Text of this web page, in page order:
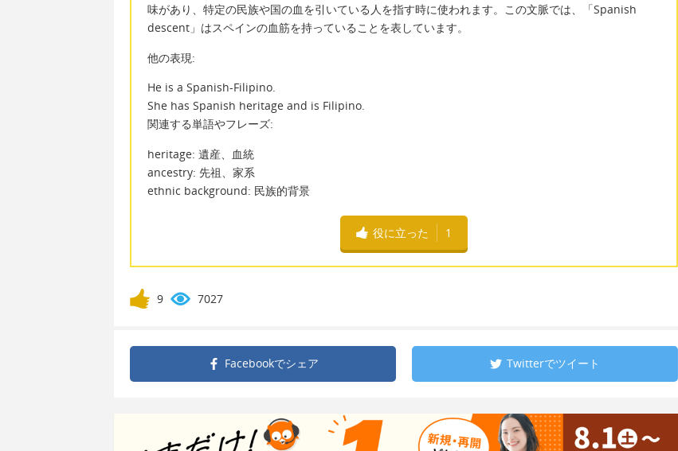
味があり、特定の民族や国の血を引いている人を指す時に使われます。この文脈では、「Spanish
descent」はスペインの血筋を持っていることを表しています。
他の表現:
He is a Spanish-Filipino.
She has Spanish heritage and is Filipino.
関連する単語やフレーズ:
heritage: 遺産、血統
ancestry: 先祖、家系
ethnic background: 民族的背景
役に立った 1
9 7027
Facebookでシェア Twitterでツイート